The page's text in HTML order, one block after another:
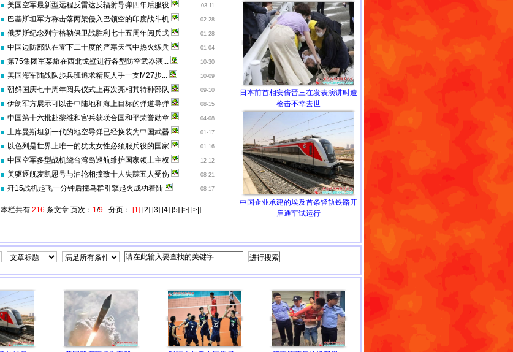
美国空军最新型远程反雷达反辐射导弹四年后服役 03-11
巴基斯坦军方称击落两架侵入巴领空的印度战斗机 02-28
俄罗斯纪念列宁格勒保卫战胜利七十五周年阅兵式 01-28
中国边防部队在零下二十度的严寒天气中热火练兵 01-04
第75集团军某旅在西北戈壁进行各型防空武器演... 10-30
美国海军陆战队步兵班追求精度人手一支M27步... 10-09
朝鲜国庆七十周年阅兵仪式上再次亮相其特种部队 09-10
伊朗军方展示可以击中陆地和海上目标的弹道导弹 08-15
中国第十六批赴黎维和官兵获联合国和平荣誉勋章 04-08
土库曼斯坦新一代的地空导弹已经换装为中国武器 01-17
以色列是世界上唯一的犹太女性必须服兵役的国家 01-16
中国空军多型战机绕台湾岛巡航维护国家领土主权 12-12
美驱逐舰麦凯恩号与油轮相撞致十人失踪五人受伤 08-21
歼15战机起飞一分钟后撞鸟群引擎起火成功着陆 08-17
本栏共有 216 条文章 页次： 1/9 分页： [1] [2] [3] [4] [5] [>] [>|]
日本前首相安倍晋三在发表演讲时遭
枪击不幸去世
中国企业承建的埃及首条轻轨铁路开
启通车试运行